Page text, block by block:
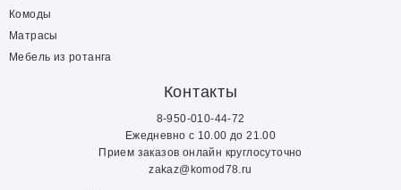
Комоды
Матрасы
Мебель из ротанга
Контакты
8-950-010-44-72
Ежедневно с 10.00 до 21.00
Прием заказов онлайн круглосуточно
zakaz@komod78.ru